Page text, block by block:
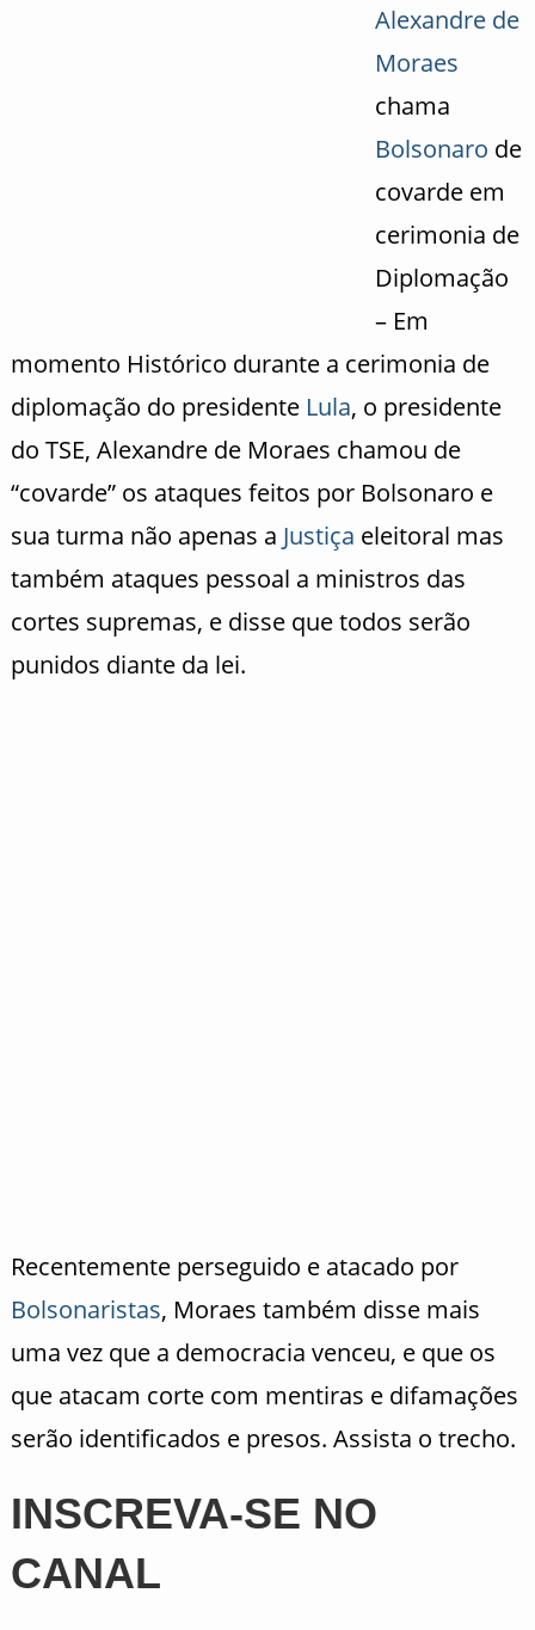
Alexandre de
Moraes
chama
Bolsonaro de
covarde em
cerimonia de
Diplomação
– Em
momento Histórico durante a cerimonia de
diplomação do presidente Lula, o presidente
do TSE, Alexandre de Moraes chamou de
“covarde” os ataques feitos por Bolsonaro e
sua turma não apenas a Justiça eleitoral mas
também ataques pessoal a ministros das
cortes supremas, e disse que todos serão
punidos diante da lei.
Recentemente perseguido e atacado por
Bolsonaristas, Moraes também disse mais
uma vez que a democracia venceu, e que os
que atacam corte com mentiras e difamações
serão identificados e presos. Assista o trecho.
INSCREVA-SE NO
CANAL